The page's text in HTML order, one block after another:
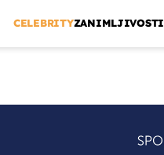
CELEBRITYZANIMLJIVOSTI